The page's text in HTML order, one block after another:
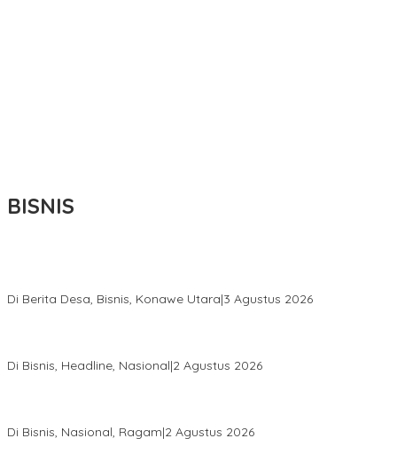
BISNIS
Di Berita Desa, Bisnis, Konawe Utara|3 Agustus 2026
Di Bisnis, Headline, Nasional|2 Agustus 2026
Di Bisnis, Nasional, Ragam|2 Agustus 2026